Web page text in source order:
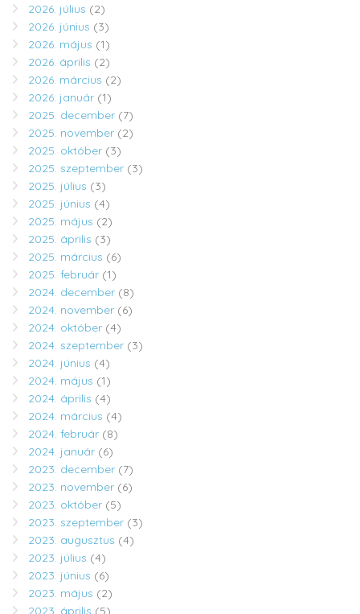
2026. július (2)
2026. június (3)
2026. május (1)
2026. április (2)
2026. március (2)
2026. január (1)
2025. december (7)
2025. november (2)
2025. október (3)
2025. szeptember (3)
2025. július (3)
2025. június (4)
2025. május (2)
2025. április (3)
2025. március (6)
2025. február (1)
2024. december (8)
2024. november (6)
2024. október (4)
2024. szeptember (3)
2024. június (4)
2024. május (1)
2024. április (4)
2024. március (4)
2024. február (8)
2024. január (6)
2023. december (7)
2023. november (6)
2023. október (5)
2023. szeptember (3)
2023. augusztus (4)
2023. július (4)
2023. június (6)
2023. május (2)
2023. április (5)